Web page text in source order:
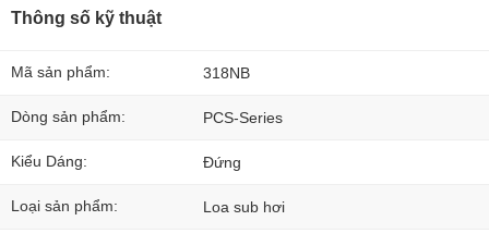
Thông số kỹ thuật
Mã sản phẩm: 318NB
Dòng sản phẩm: PCS-Series
Kiểu Dáng: Đứng
Loại sản phẩm: Loa sub hơi